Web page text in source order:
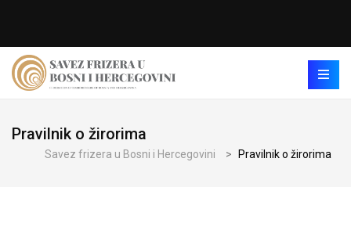
Pravilnik o žirorima
Savez frizera u Bosni i Hercegovini > Pravilnik o žirorima